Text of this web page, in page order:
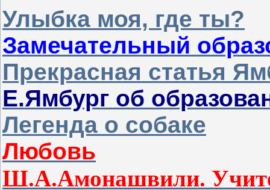
Улыбка моя, где ты?
Замечательный
Прекрасная статья
Е.Ямбург об
Легенда о собаке
Любовь
Ш.А.Амонашвили.